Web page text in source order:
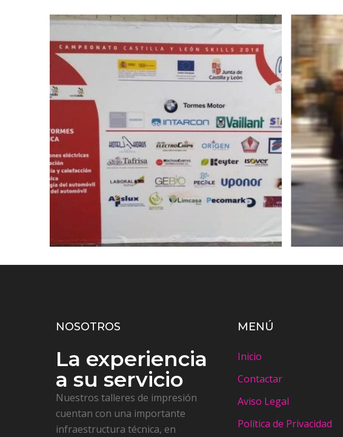
NOSOTROS
La experiencia
a su servicio
Nuestros talleres de impresión
cuentan con una importante
infraestructura técnica, en
MENÚ
Inicio
Contactar
Aviso Legal
Política de Privacidad